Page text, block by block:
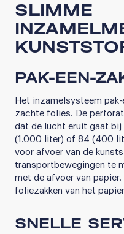
SLIMME
PAK-EEN-
Het inzamelsysteem
zachte folies. De
dat de lucht eruit gaat bij
(1.000 liter) of 84 (400
voor afvoer van de
transportbewegingen te
met de afvoer van
foliezakken van het
SNELLE